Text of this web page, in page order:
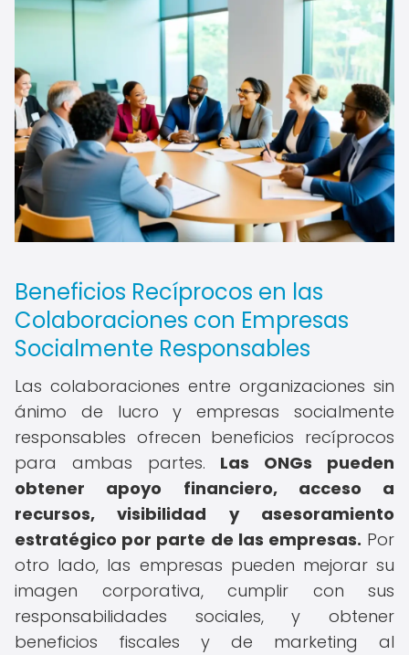
Beneficios Recíprocos en las
Colaboraciones con Empresas
Socialmente Responsables
Las colaboraciones entre organizaciones sin
ánimo de lucro y empresas socialmente
responsables ofrecen beneficios recíprocos
para ambas partes. Las ONGs pueden
obtener apoyo financiero, acceso a
recursos, visibilidad y asesoramiento
estratégico por parte de las empresas. Por
otro lado, las empresas pueden mejorar su
imagen corporativa, cumplir con sus
responsabilidades sociales, y obtener
beneficios fiscales y de marketing al